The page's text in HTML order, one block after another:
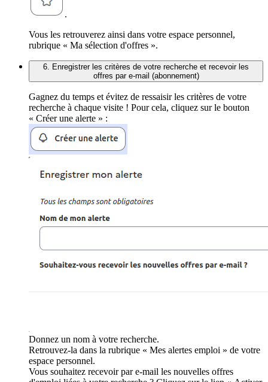
.
Vous les retrouverez ainsi dans votre espace personnel,
rubrique « Ma sélection d'offres ».
6. Enregistrer les critères de votre recherche et recevoir les
offres par e-mail (abonnement)
Gagnez du temps et évitez de ressaisir les critères de votre
recherche à chaque visite ! Pour cela, cliquez sur le bouton
« Créer une alerte » :
Donnez un nom à votre recherche.
Retrouvez-la dans la rubrique « Mes alertes emploi » de votre
espace personnel.
Vous souhaitez recevoir par e-mail les nouvelles offres